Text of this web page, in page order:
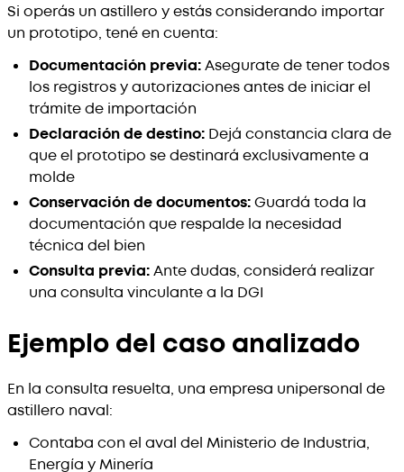
Si operás un astillero y estás considerando importar
un prototipo, tené en cuenta:
Documentación previa:Asegurate de tener todos
los registros y autorizaciones antes de iniciar el
trámite de importación
Declaración de destino: Dejá constancia clara de
que el prototipo se destinará exclusivamente a
molde
Conservación de documentos:Guardá toda la
documentación que respalde la necesidad
técnica del bien
Consulta previa:Ante dudas, considerá realizar
una consulta vinculante a la DGI
Ejemplo del caso analizado
En la consulta resuelta, una empresa unipersonal de
astillero naval:
Contaba con el aval del Ministerio de Industria,
Energía y Minería